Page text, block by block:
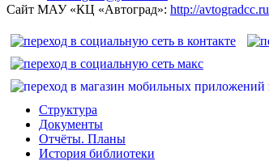
Сайт МАУ «КЦ «Автоград»: http://avtogradcc.ru
Структура
Документы
Отчёты. Планы
История библиотеки